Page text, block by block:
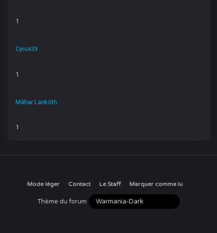
1
Cyrus33
1
Mâhar Lankôth
1
Mode léger Contact Le Staff Marquer comme lu
Thème du forum